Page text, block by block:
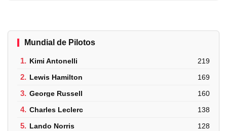
Mundial de Pilotos
1. Kimi Antonelli 219
2. Lewis Hamilton 169
3. George Russell 160
4. Charles Leclerc 138
5. Lando Norris 128